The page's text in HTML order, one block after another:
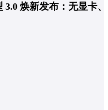
焕新发布：无显卡、